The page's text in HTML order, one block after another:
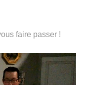
faire passer !